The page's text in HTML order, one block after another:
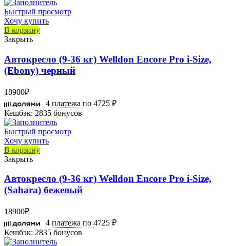
Быстрый просмотр
Хочу купить
В корзину
Закрыть
Автокресло (9-36 кг) Welldon Encore Pro i-Size,
(Ebony) черный
18900₽
4 платежа по 4725 ₽
Кешбэк: 2835 бонусов
Быстрый просмотр
Хочу купить
В корзину
Закрыть
Автокресло (9-36 кг) Welldon Encore Pro i-Size,
(Sahara) бежевый
18900₽
4 платежа по 4725 ₽
Кешбэк: 2835 бонусов